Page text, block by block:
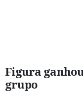
Figura
grupo